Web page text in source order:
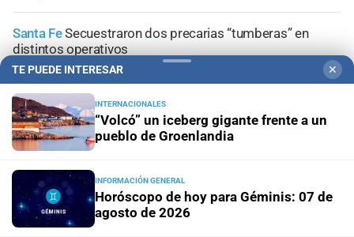
Santa FeSecuestraron dos precarias “tumberas” en
distintos operativos
Investigación en curso
Candela Arizaga amplió su declaración y desligó a
Facundo Moyano
+ Información General
TE PUEDE INTERESAR ✕
INTERNACIONALES
“Volcó” un iceberg gigante frente a un
pueblo de Groenlandia
INFORMACIÓN GENERAL
Horóscopo de hoy para Géminis: 07 de
agosto de 2026